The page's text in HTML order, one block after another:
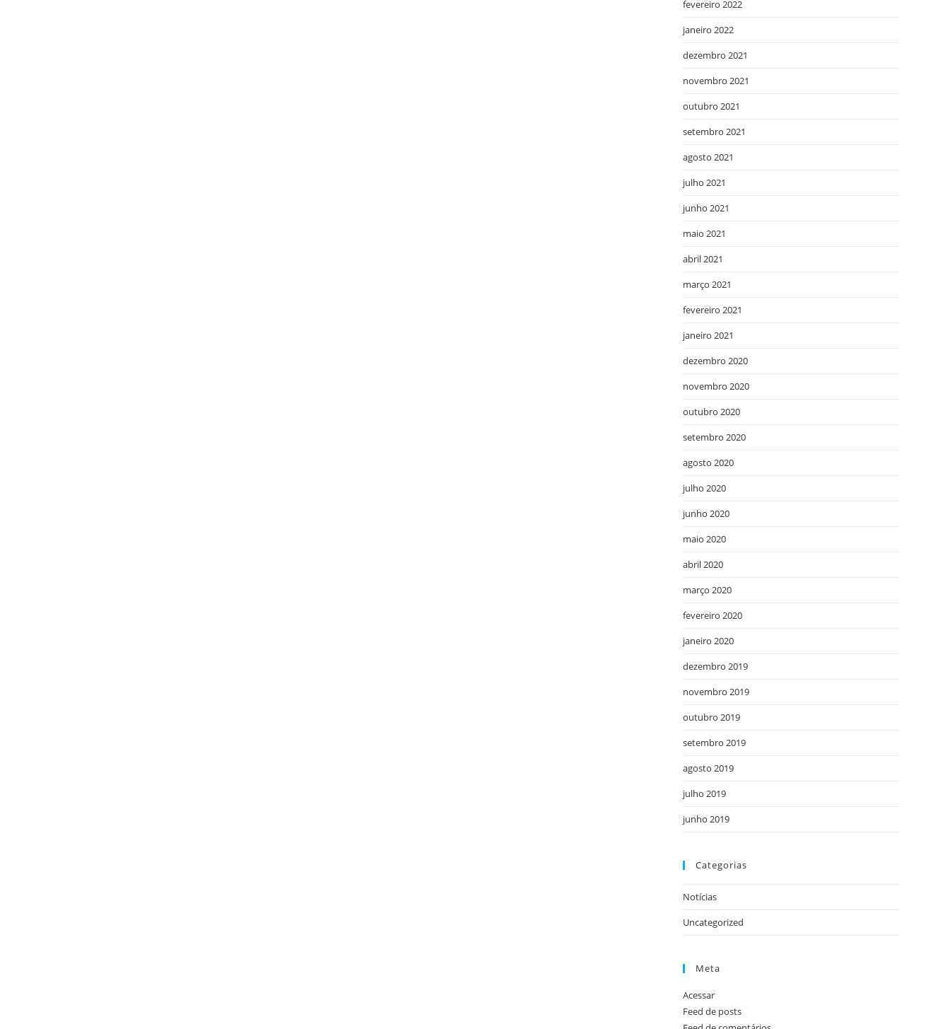
fevereiro 2022
janeiro 2022
dezembro 2021
novembro 2021
outubro 2021
setembro 2021
agosto 2021
julho 2021
junho 2021
maio 2021
abril 2021
março 2021
fevereiro 2021
janeiro 2021
dezembro 2020
novembro 2020
outubro 2020
setembro 2020
agosto 2020
julho 2020
junho 2020
maio 2020
abril 2020
março 2020
fevereiro 2020
janeiro 2020
dezembro 2019
novembro 2019
outubro 2019
setembro 2019
agosto 2019
julho 2019
junho 2019
Categorias
Notícias
Uncategorized
Meta
Acessar
Feed de posts